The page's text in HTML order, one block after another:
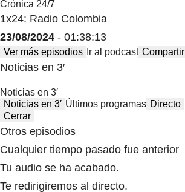
Crónica 24/7
1x24: Radio Colombia
23/08/2024 - 01:38:13
Ver más episodios Ir al podcast Compartir
Noticias en 3′
Noticias en 3′
Noticias en 3′ Últimos programas Directo
Cerrar
Otros episodios
Cualquier tiempo pasado fue anterior
Tu audio se ha acabado.
Te redirigiremos al directo.